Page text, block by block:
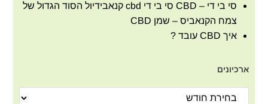
סי בי די – CBD סי בי די cbd קנאבידיול הסוד הגדול של
צמח הקנאביס – שמן CBD
איך CBD עובד ?
ארכיונים